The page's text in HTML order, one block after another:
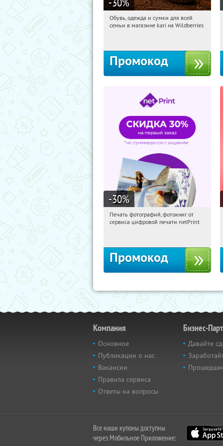
19:03:50 Получили:
Обувь, одежда и сумки для всей
семьи в магазине kari на Wildberries
Промокод
-30%
19:03:50 Получили:
Печать фотографий, фотокниг от
сервиса цифровой печати netPrint
Промокод
Компания
Основное
Публикации о нас
Вакансии
Правила сервиса
Ответы на вопросы
Бизнес-
Давайте
Все наши купоны доступны
через Мобильное Приложение: